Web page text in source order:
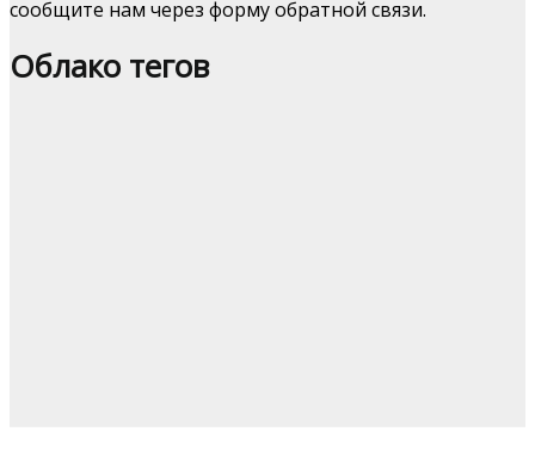
сообщите нам через форму обратной связи.
Облако тегов